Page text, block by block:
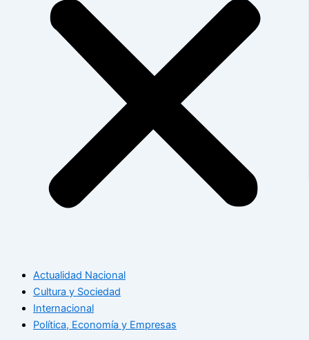
Actualidad Nacional
Cultura y Sociedad
Internacional
Política, Economía y Empresas